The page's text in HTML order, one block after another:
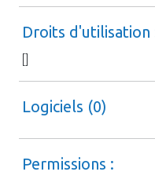
Droits d'utilisation
[]
Logiciels (0)
Permissions :